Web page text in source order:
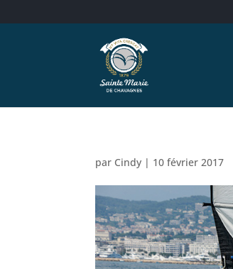
par Cindy | 10 février 2017